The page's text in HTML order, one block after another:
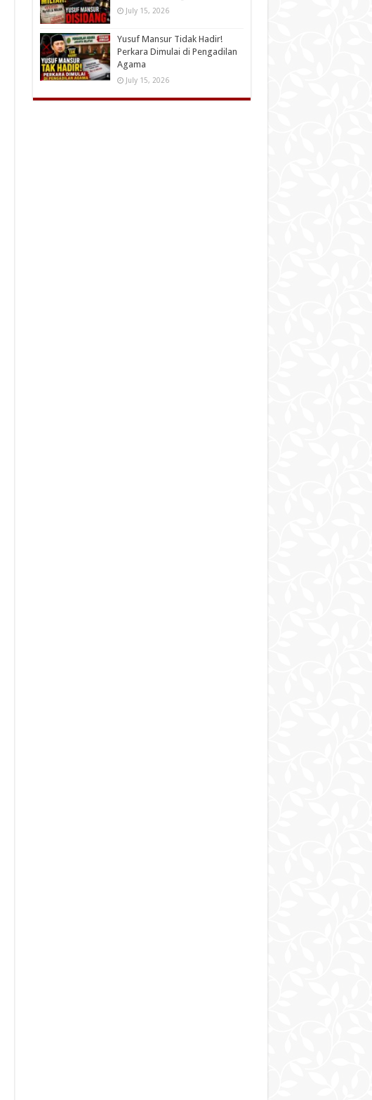
July 15, 2026
Yusuf Mansur Tidak Hadir!
Perkara Dimulai di Pengadilan
Agama
July 15, 2026